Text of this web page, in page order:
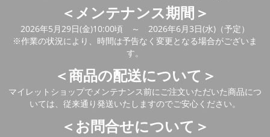
＜メンテナンス期間＞
2026年5月29日(金)10:00頃 ～ 2026年6月3日(水)（予定）
※作業の状況により、時間は予告なく変更となる場合がございま
す。
＜商品の配送について＞
マイレットショップでメンテナンス前にご注文いただいた商品につ
いては、従来通り発送いたしますのでご安心ください。
＜お問合せについて＞